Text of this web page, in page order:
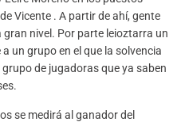
Vicente . A partir de ahí, gente
nivel. Por parte leioztarra un
un grupo en el que la solvencia
de jugadoras que ya saben
se medirá al ganador del